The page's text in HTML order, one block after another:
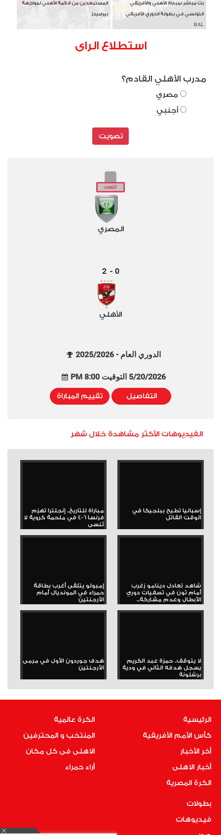
بث مباشر لمباراة الأهلي والأفريقي
التونسي في بطولة الدوري الأفريقي
BAL
المستبعدين من قائمة الأهلي لمواجهة
بيراميدز
استطلاع الراى
مدرب الأهلي القادم؟
مصري
أجنبي
تصويت
المصري
0
-
2
الأهلي
الدوري العام - 2025/2026
5/20/2026 التوقيت 8:00 PM
التفاصيل تقييم المباراة
الفيديوهات الأكثر مشاهدة خلال شهر
إسبانيا تطيح ببلجيكا في
الوقت القاتل
مباراة للتاريخ.. إنجلترا تهزم
فرنسا 6-4 في ملحمة كروية لا
تُنسى
شاهد تعادل دينامو زغرب
أمام ثون في تصفيات دوري
الأبطال وعدم مشاركة...
إمبولو يتلقى أغرب بطاقة
حمراء في المونديال أمام
الأرجنتين
لا يتوقف.. حمزة عبد الكريم
يسجل هدفه الثاني في ودية
برشلونة
هدف جوردون الأول في مرمى
الأرجنتين
الرئيسية
كأس الأمم الأفريقية
أخر الأخبار
أخبار الاهلى
الكرة المصرية
الكرة عالمية
المنتخب و المحترفين
الاهلى فى كل مكان
أراء حمراء
بطولات
فيديوهات